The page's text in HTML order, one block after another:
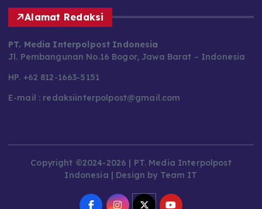
Alamat Redaksi
PT. Media Interpolpost Indonesia
Jl. Pembangunan No.16 Bogor, Jawa Barat – Indonesia
HP. +62 812-1663-5151
E-mail : redaksiinterpolpost@gmail.com
Copyright ©2024-2026 | PT. Media Interpolpost
Indonesia | Design by Team IT